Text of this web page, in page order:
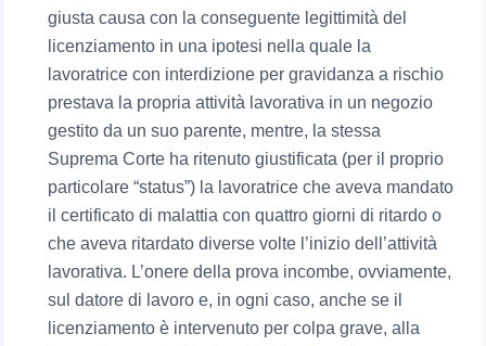
giusta causa con la conseguente legittimità del
licenziamento in una ipotesi nella quale la
lavoratrice con interdizione per gravidanza a rischio
prestava la propria attività lavorativa in un negozio
gestito da un suo parente, mentre, la stessa
Suprema Corte ha ritenuto giustificata (per il proprio
particolare “status”) la lavoratrice che aveva mandato
il certificato di malattia con quattro giorni di ritardo o
che aveva ritardato diverse volte l’inizio dell’attività
lavorativa. L’onere della prova incombe, ovviamente,
sul datore di lavoro e, in ogni caso, anche se il
licenziamento è intervenuto per colpa grave, alla